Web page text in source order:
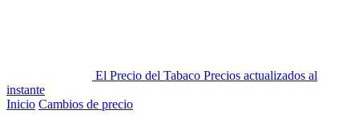
El Precio del Tabaco Precios actualizados al
instante
Inicio Cambios de precio